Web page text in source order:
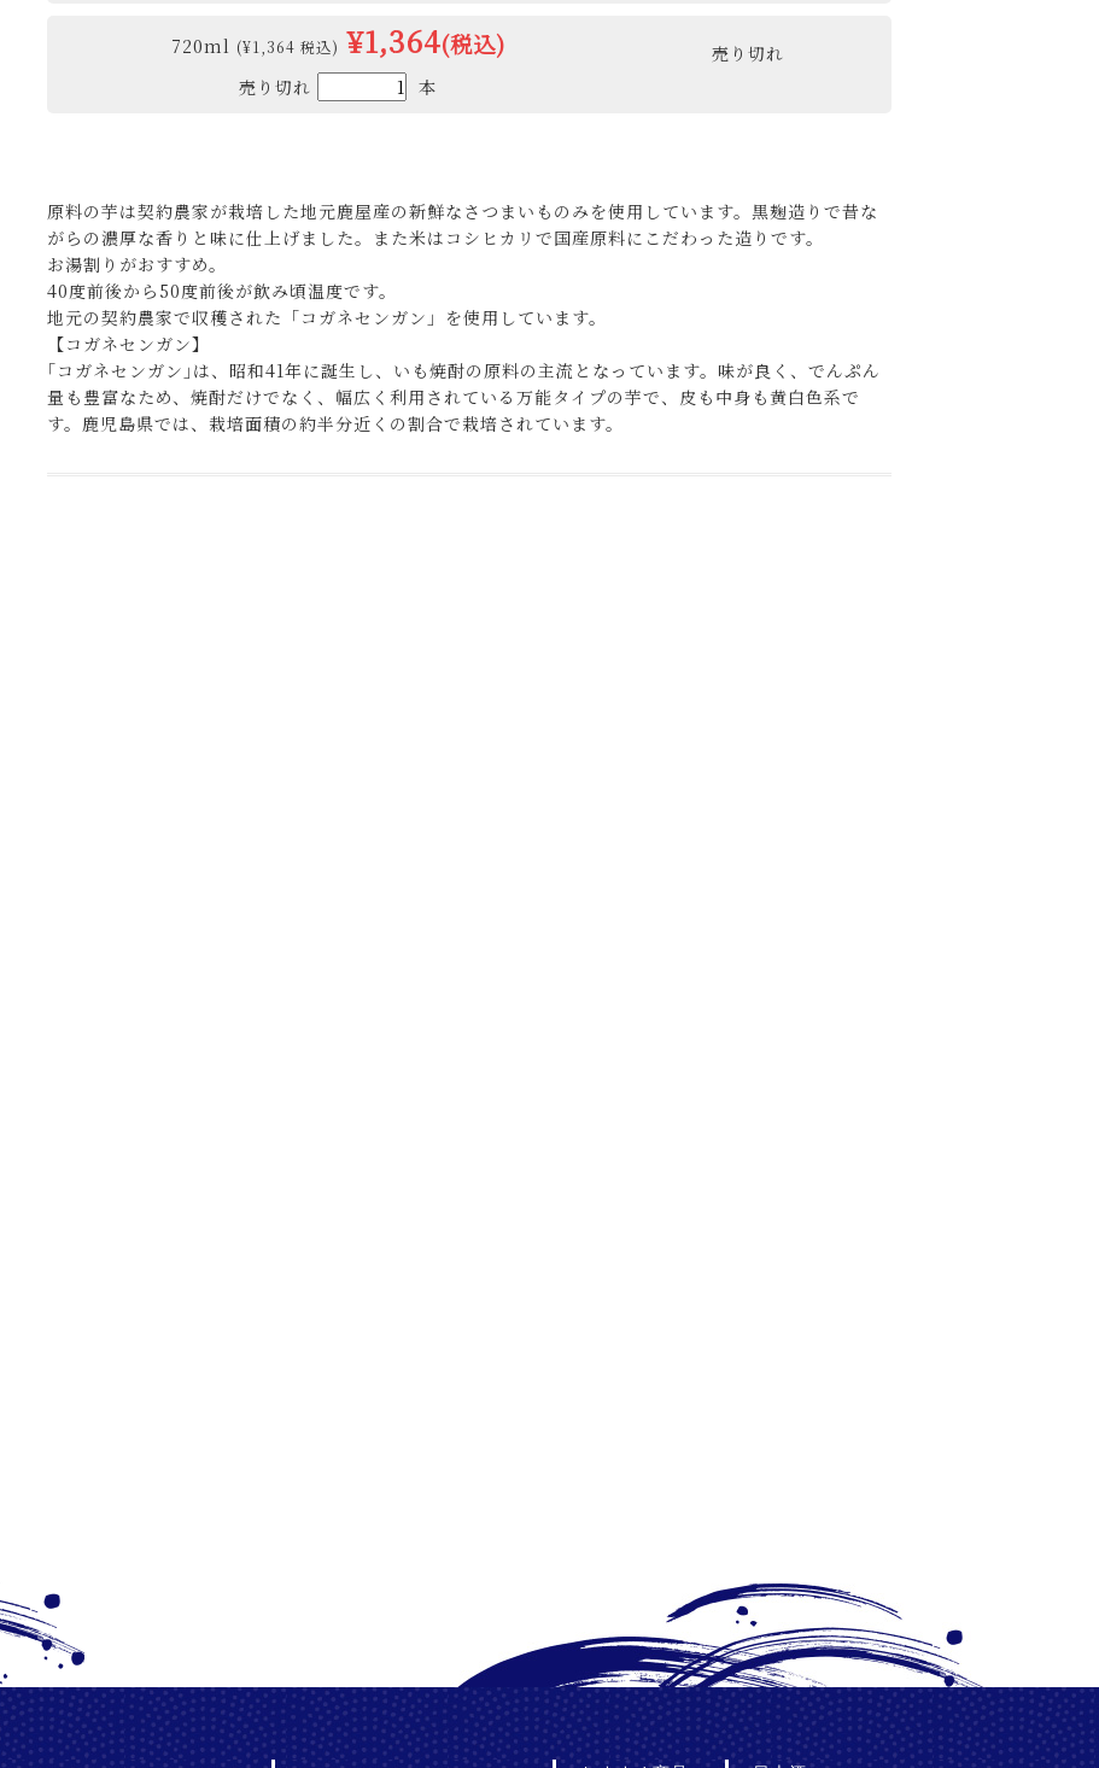
720ml (¥1,364 税込) ¥1,364(税込)
売り切れ 本
売り切れ
原料の芋は契約農家が栽培した地元鹿屋産の新鮮なさつまいものみを使用しています。黒麹造りで昔な
がらの濃厚な香りと味に仕上げました。また米はコシヒカリで国産原料にこだわった造りです。
お湯割りがおすすめ。
40度前後から50度前後が飲み頃温度です。
地元の契約農家で収穫された「コガネセンガン」を使用しています。
【コガネセンガン】
｢コガネセンガン｣は、昭和41年に誕生し、いも焼酎の原料の主流となっています。味が良く、でんぷん
量も豊富なため、焼酎だけでなく、幅広く利用されている万能タイプの芋で、皮も中身も黄白色系で
す。鹿児島県では、栽培面積の約半分近くの割合で栽培されています。